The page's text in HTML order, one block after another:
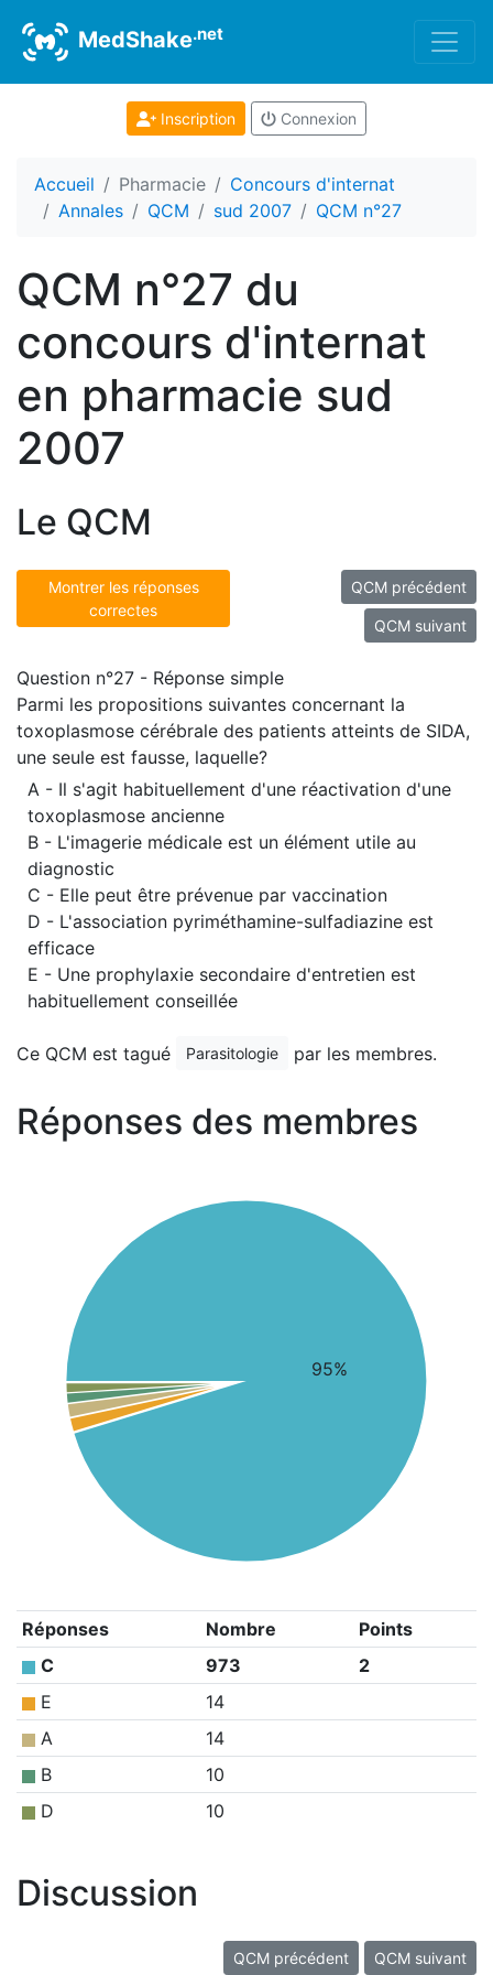
MedShake.net
Inscription Connexion
Accueil Pharmacie
Concours d'internat
Annales
QCM sud 2007 QCM n°27
QCM n°27 du
concours d'internat
en pharmacie sud
2007
Le QCM
Montrer les réponses
correctes
QCM précédent
QCM suivant
Question n°27 - Réponse simple
Parmi les propositions suivantes concernant la
toxoplasmose cérébrale des patients atteints de SIDA,
une seule est fausse, laquelle?
A - Il s'agit habituellement d'une réactivation d'une
toxoplasmose ancienne
B - L'imagerie médicale est un élément utile au
diagnostic
C - Elle peut être prévenue par vaccination
D - L'association pyriméthamine-sulfadiazine est
efficace
E - Une prophylaxie secondaire d'entretien est
habituellement conseillée
Ce QCM est tagué Parasitologie par les membres.
Réponses des membres
95%
Réponses Nombre
Points
C
973
2
E
14
A
14
B
10
D
10
Discussion
QCM précédent QCM suivant